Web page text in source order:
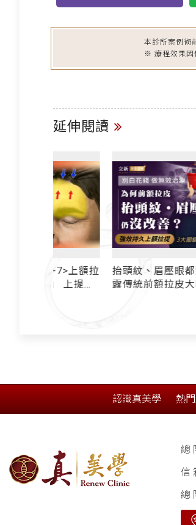
本診所案例術
※ 療程效果因
延伸閱讀
抬頭紋、眉壓眼都沒改善！
露傳統前額拉皮大BUG 強效
認識真美學 熱
總
信
總